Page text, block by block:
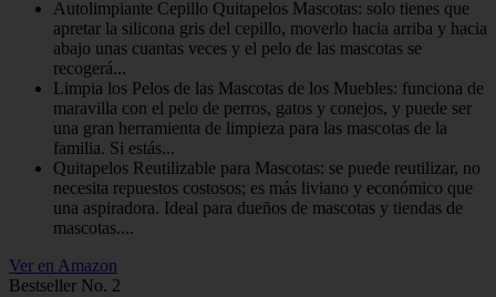
Autolimpiante Cepillo Quitapelos Mascotas: solo tienes que
apretar la silicona gris del cepillo, moverlo hacia arriba y hacia
abajo unas cuantas veces y el pelo de las mascotas se
recogerá...
Limpia los Pelos de las Mascotas de los Muebles: funciona de
maravilla con el pelo de perros, gatos y conejos, y puede ser
una gran herramienta de limpieza para las mascotas de la
familia. Si estás...
Quitapelos Reutilizable para Mascotas: se puede reutilizar, no
necesita repuestos costosos; es más liviano y económico que
una aspiradora. Ideal para dueños de mascotas y tiendas de
mascotas....
Ver en Amazon
Bestseller No. 2